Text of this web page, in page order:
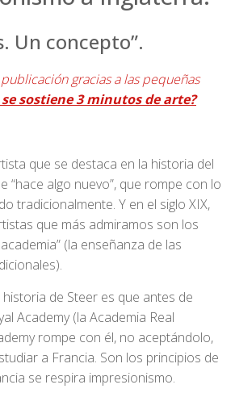
Un concepto”.
gracias a las pequeñas
se sostiene 3 minutos de arte?
que se destaca en la historia del
“hace algo nuevo”, que rompe con lo
tradicionalmente. Y en el siglo XIX,
que más admiramos son los
(la enseñanza de las
de Steer es que antes de
Academy (la Academia Real
rompe con él, no aceptándolo,
a Francia. Son los principios de
se respira impresionismo.